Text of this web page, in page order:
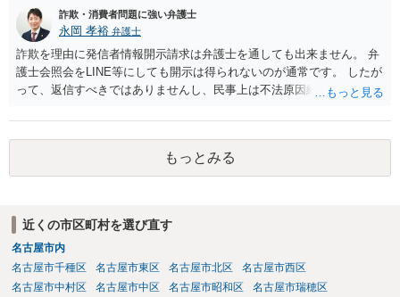
詐欺・消費者問題に強い弁護士
永岡 孝裕 弁護士
詐欺を理由に発信者情報開示請求は弁護士を通しても出来ません。 弁
護士会照会をLINE等にしても開示は得られないのが通常です。 したが
って、返信すべきではありませんし、民事上は不法原因給付となり返
件のようなパパ活のような案件においては警察が動くことは実務上少
なく、恥を忍んで相手方が警察へ相談したところで、いきなり逮捕さ
れる可能性は低く、あっても呼び出しの上事情聴取がまず行われるこ
とになります。 いずれにせよ、御本人から相手方へ返信するのは避け
もっとみる
近くの市区町村を選び直す
名古屋市内
名古屋市千種区
名古屋市東区 名古屋市北区
名古屋市西区
名古屋市中村区
名古屋市中区 名古屋市昭和区
名古屋市瑞穂区